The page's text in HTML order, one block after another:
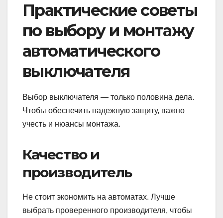
Практические советы
по выбору и монтажу
автоматического
выключателя
Выбор выключателя — только половина дела.
Чтобы обеспечить надежную защиту, важно
учесть и нюансы монтажа.
Качество и
производитель
Не стоит экономить на автоматах. Лучше
выбрать проверенного производителя, чтобы